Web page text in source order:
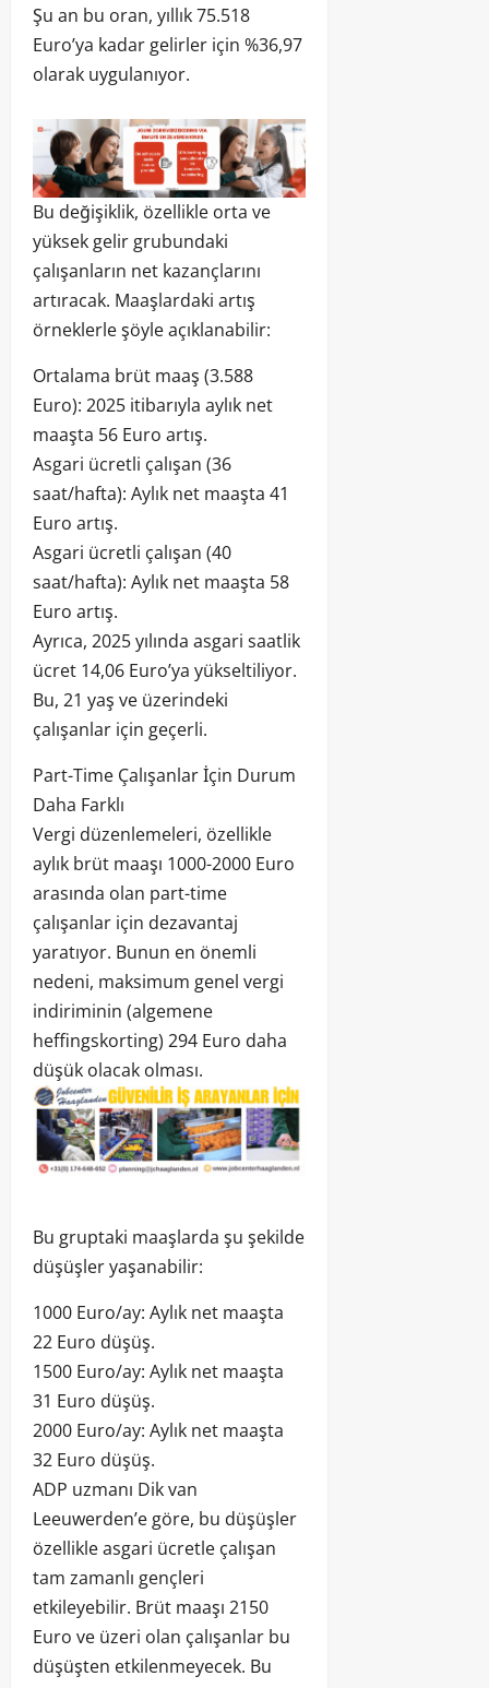
Şu an bu oran, yıllık 75.518
Euro’ya kadar gelirler için %36,97
olarak uygulanıyor.
Bu değişiklik, özellikle orta ve
yüksek gelir grubundaki
çalışanların net kazançlarını
artıracak. Maaşlardaki artış
örneklerle şöyle açıklanabilir:
Ortalama brüt maaş (3.588
Euro): 2025 itibarıyla aylık net
maaşta 56 Euro artış.
Asgari ücretli çalışan (36
saat/hafta): Aylık net maaşta 41
Euro artış.
Asgari ücretli çalışan (40
saat/hafta): Aylık net maaşta 58
Euro artış.
Ayrıca, 2025 yılında asgari saatlik
ücret 14,06 Euro’ya yükseltiliyor.
Bu, 21 yaş ve üzerindeki
çalışanlar için geçerli.
Part-Time Çalışanlar İçin Durum
Daha Farklı
Vergi düzenlemeleri, özellikle
aylık brüt maaşı 1000-2000 Euro
arasında olan part-time
çalışanlar için dezavantaj
yaratıyor. Bunun en önemli
nedeni, maksimum genel vergi
indiriminin (algemene
heffingskorting) 294 Euro daha
düşük olacak olması.
Bu gruptaki maaşlarda şu şekilde
düşüşler yaşanabilir:
1000 Euro/ay: Aylık net maaşta
22 Euro düşüş.
1500 Euro/ay: Aylık net maaşta
31 Euro düşüş.
2000 Euro/ay: Aylık net maaşta
32 Euro düşüş.
ADP uzmanı Dik van
Leeuwerden’e göre, bu düşüşler
özellikle asgari ücretle çalışan
tam zamanlı gençleri
etkileyebilir. Brüt maaşı 2150
Euro ve üzeri olan çalışanlar bu
düşüşten etkilenmeyecek. Bu